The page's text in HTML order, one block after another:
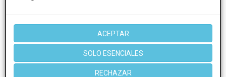
ACEPTAR
SOLO ESENCIALES
RECHAZAR
Clinica Rodriguez-Recio
13 Opiniones
Fray Ceferino, 50; 33011, Oviedo VER MAPA